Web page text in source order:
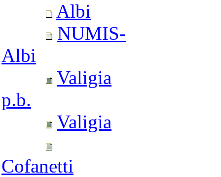
Albi
NUMIS-
Albi
Valigia
p.b.
Valigia
Cofanetti